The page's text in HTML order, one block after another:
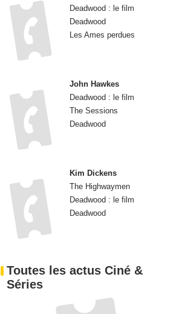
Deadwood : le film
Deadwood
Les Ames perdues
John Hawkes
Deadwood : le film
The Sessions
Deadwood
Kim Dickens
The Highwaymen
Deadwood : le film
Deadwood
Toutes les actus Ciné &
Séries